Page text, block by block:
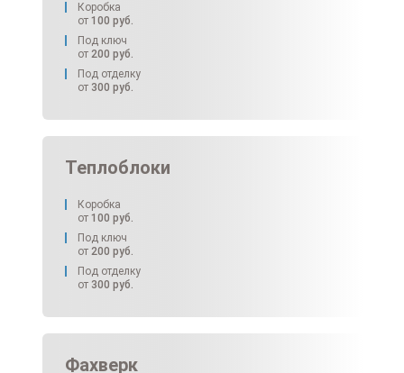
Коробка
от 100 руб.
Под ключ
от 200 руб.
Под отделку
от 300 руб.
Теплоблоки
Коробка
от 100 руб.
Под ключ
от 200 руб.
Под отделку
от 300 руб.
Фахверк